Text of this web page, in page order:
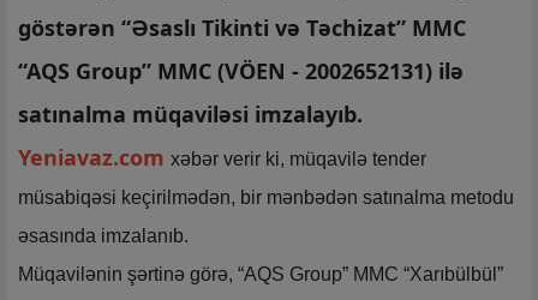
göstərən “Əsaslı Tikinti və Təchizat” MMC
“AQS Group” MMC (VÖEN - 2002652131) ilə
satınalma müqaviləsi imzalayıb.
Yeniavaz.com xəbər verir ki, müqavilə tender
müsabiqəsi keçirilmədən, bir mənbədən satınalma metodu
əsasında imzalanıb.
Müqavilənin şərtinə görə, “AQS Group” MMC “Xarıbülbül”